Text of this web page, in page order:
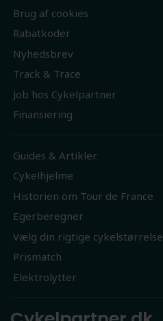
Brug af cookies
Rabatkoder
Nyhedsbrev
Track & Trace
Job hos Cykelpartner
Finansiering
Guides & Artikler
Cykelhjelme
Historien om Tour de France
Egerberegner
Vælg din rigtige cykelstørrelse
Prismatch
Elektrolytter